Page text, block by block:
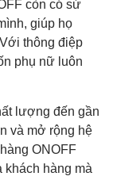
còn có sứ
giúp họ
thông điệp
phụ nữ luôn
lượng đến gần
và mở rộng hệ
ONOFF
khách hàng mà